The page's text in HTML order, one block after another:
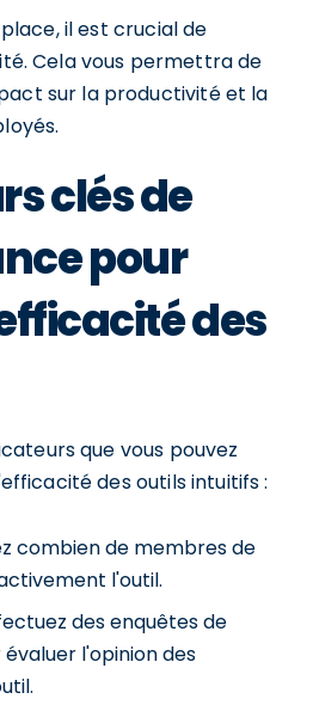
il est crucial de
Cela vous permettra de
sur la productivité et la
clés de
pour
des
que vous pouvez
des outils intuitifs :
combien de membres de
l'outil.
des enquêtes de
l'opinion des